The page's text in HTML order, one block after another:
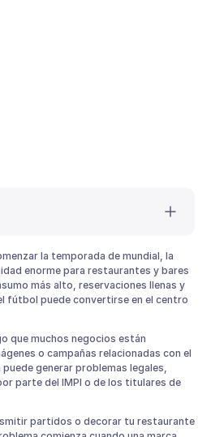
será distinto para restaurantes y
y por qué puede afectar a tu
restaurantes deberían evitar
tu restaurante o bar durante el
promociones y campañas
un restaurante?
la temporada de mundial, la
enorme para restaurantes y bares
más alto, reservaciones llenas y
fútbol puede convertirse en el centro
que muchos negocios están
o campañas relacionadas con el
generar problemas legales,
parte del IMPI o de los titulares de
partidos o decorar tu restaurante